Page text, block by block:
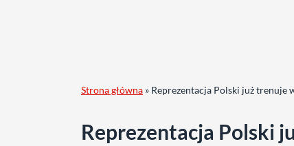
Strona główna » Reprezentacja Polski już trenuje
Reprezentacja Polski